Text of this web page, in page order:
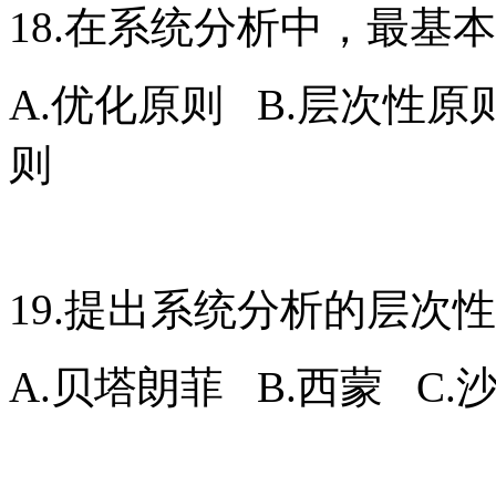
18.在系统分析中，最基
A.优化原则 B.层次性原
则
19.提出系统分析的层次
A.贝塔朗菲 B.西蒙 C.